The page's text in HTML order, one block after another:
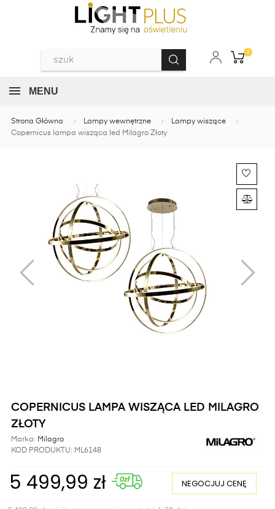
0
MENU
Strona Główna Lampy wewnętrzne
Lampy wiszące
Copernicus lampa wisząca led Milagro Złoty
COPERNICUS LAMPA WISZĄCA LED MILAGRO
ZŁOTY
Marka: Milagro
KOD PRODUKTU: ML6148
5 499,99 zł NEGOCJUJ CENĘ